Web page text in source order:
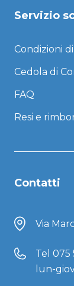
Servizio
Condizioni
Cedola di
FAQ
Resi e
Contatti
Via
Tel 075
lun-